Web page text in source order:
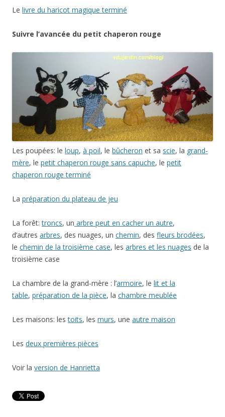
Le livre du haricot magique terminé
Suivre l’avancée du petit chaperon rouge
Les poupées: le loup, à poil, le bûcheron et sa scie, la grand-
mère, le petit chaperon rouge sans capuche, le petit
chaperon rouge terminé
La préparation du plateau de jeu
La forêt:troncs, un arbre peut en cacher un autre,
d’autres arbres, des nuages, un chemin, des fleurs brodées,
le chemin de la troisième case, les arbres et les nuages de la
troisième case
La chambre de la grand-mère : l’armoire, le lit et la
table, préparation de la pièce, la chambre meublée
Les maisons: lestoits, les murs, une autre maison
Les deux premières pièces
Voir la version de Hanrietta